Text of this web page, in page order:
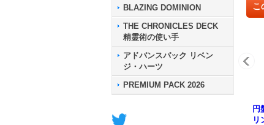
BLAZING DOMINION
THE CHRONICLES DECK
精霊術の使い手
アドバンスパック リベン
ジ・ハーツ
PREMIUM PACK 2026
こ
円
リ